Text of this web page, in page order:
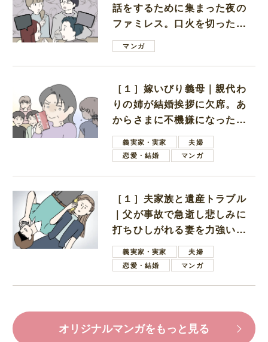
話をするために集まった夜の
ファミレス。口火を切ったの
は電車好きの男の子ママ
マンガ
［１］嫁いびり義母｜親代わ
りの姉が結婚挨拶に欠席。あ
からさまに不機嫌になった義
母義実家・実家
夫婦
恋愛・結婚
マンガ
［１］夫家族と遺産トラブル
｜父が事故で急逝し悲しみに
打ちひしがれる妻を力強い言
葉で励ます夫
義実家・実家
夫婦
恋愛・結婚
マンガ
オリジナルマンガをもっと見る